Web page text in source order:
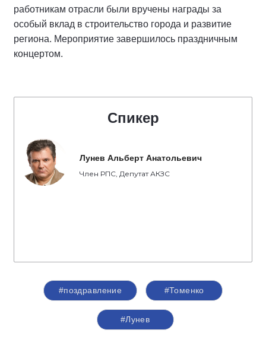
работникам отрасли были вручены награды за
особый вклад в строительство города и развитие
региона. Мероприятие завершилось праздничным
концертом.
Спикер
Лунев Альберт Анатольевич
Член РПС, Депутат АКЗС
#поздравление #Томенко
#Лунев